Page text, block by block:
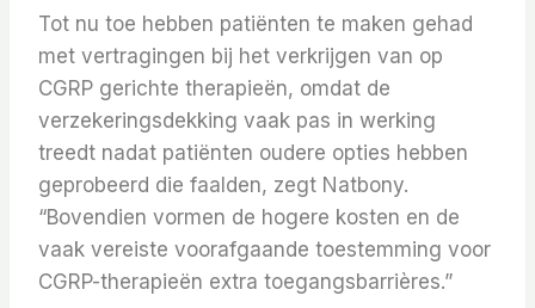
Tot nu toe hebben patiënten te maken gehad
met vertragingen bij het verkrijgen van op
CGRP gerichte therapieën, omdat de
verzekeringsdekking vaak pas in werking
treedt nadat patiënten oudere opties hebben
geprobeerd die faalden, zegt Natbony.
“Bovendien vormen de hogere kosten en de
vaak vereiste voorafgaande toestemming voor
CGRP-therapieën extra toegangsbarrières.”